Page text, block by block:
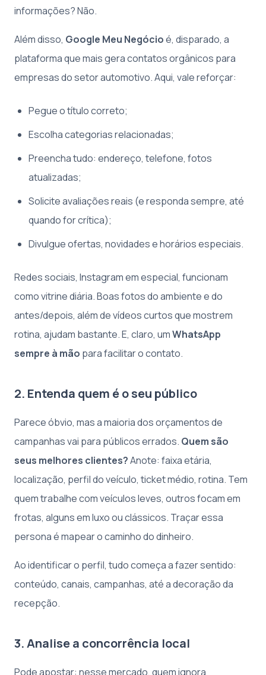
informações? Não.
Além disso, Google Meu Negócioé, disparado, a
plataforma que mais gera contatos orgânicos para
empresas do setor automotivo. Aqui, vale reforçar:
Pegue o título correto;
Escolha categorias relacionadas;
Preencha tudo: endereço, telefone, fotos
atualizadas;
Solicite avaliações reais (e responda sempre, até
quando for crítica);
Divulgue ofertas, novidades e horários especiais.
Redes sociais, Instagram em especial, funcionam
como vitrine diária. Boas fotos do ambiente e do
antes/depois, além de vídeos curtos que mostrem
rotina, ajudam bastante. E, claro, umWhatsApp
sempre à mão para facilitar o contato.
2. Entenda quem é o seu público
Parece óbvio, mas a maioria dos orçamentos de
campanhas vai para públicos errados. Quem são
seus melhores clientes?Anote: faixa etária,
localização, perfil do veículo, ticket médio, rotina. Tem
quem trabalhe com veículos leves, outros focam em
frotas, alguns em luxo ou clássicos. Traçar essa
persona é mapear o caminho do dinheiro.
Ao identificar o perfil, tudo começa a fazer sentido:
conteúdo, canais, campanhas, até a decoração da
recepção.
3. Analise a concorrência local
Pode apostar: nesse mercado, quem ignora